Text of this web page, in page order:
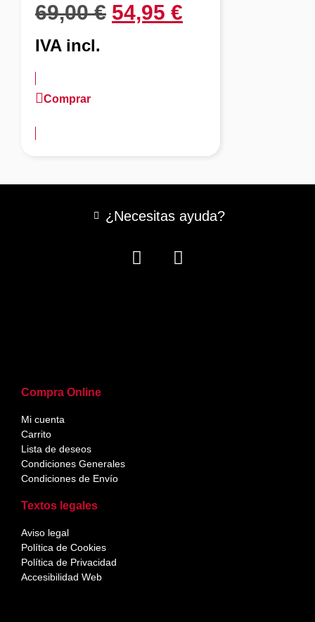
69,00€ 54,95 €
IVA incl.
Comprar
Compra Online
Mi cuenta
Carrito
Lista de deseos
Condiciones Generales
Condiciones de Envío
Textos legales
Aviso legal
Política de Cookies
Política de Privacidad
Accesibilidad Web
¿Necesitas ayuda?